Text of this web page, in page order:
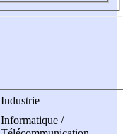
Industrie
Informatique /